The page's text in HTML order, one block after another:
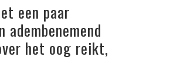
een paar
het oog reikt,